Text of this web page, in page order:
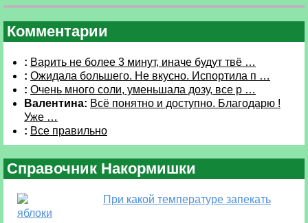
Комментарии
: Варить не более 3 минут, иначе будут твё …
: Ожидала большего. Не вкусно. Испортила п …
: Очень много соли, уменьшала дозу, все р …
Валентина: Всё понятно и доступно. Благодарю !
Уже …
: Все правильно
Справочник Накормишки
При какой температуре запекать
яблоки